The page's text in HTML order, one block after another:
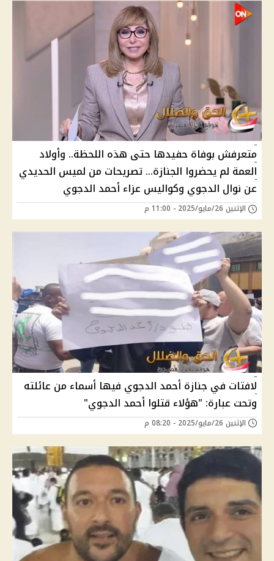
متعرفش بوفاة حفيدها حتى هذه اللحظة.. وأولاد
العمة لم يحضروا الجنازة… تصريحات من لميس الحديدي
عن نوال الدجوي وكواليس عزاء أحمد الدجوي
الإثنين 26/مايو/2025 - 11:00 م
لافتات في جنازة أحمد الدجوي فيها أسماء من عائلته
وتحت عبارة: "هؤلاء قتلوا أحمد الدجوي"
الإثنين 26/مايو/2025 - 08:20 م